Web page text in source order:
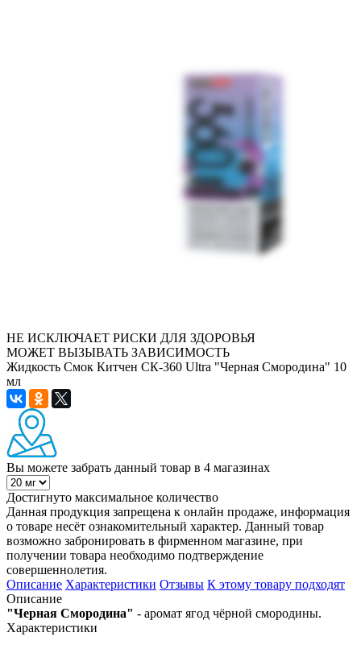
НЕ ИСКЛЮЧАЕТ РИСКИ ДЛЯ ЗДОРОВЬЯ
МОЖЕТ ВЫЗЫВАТЬ ЗАВИСИМОСТЬ
Жидкость Смок Китчен СК-360 Ultra "Черная Смородина" 10
мл
Вы можете забрать данный товар в 4 магазинах
Достигнуто максимальное количество
Данная продукция запрещена к онлайн продаже, информация
о товаре несёт ознакомительный характер. Данный товар
возможно забронировать в фирменном магазине, при
получении товара необходимо подтверждение
совершеннолетия.
Описание Характеристики Отзывы К этому товару подходят
Описание
"Черная Смородина" - аромат ягод чёрной смородины.
Характеристики